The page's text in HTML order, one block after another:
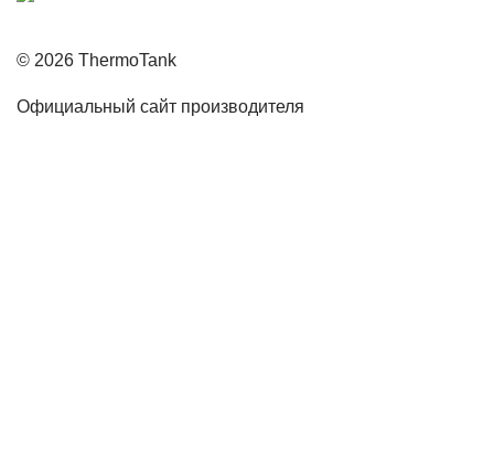
© 2026 ThermoTank
Официальный сайт производителя